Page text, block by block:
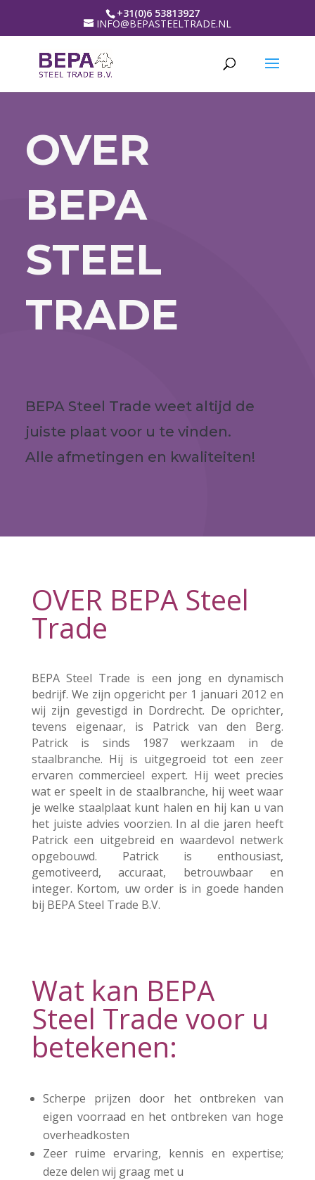
+31(0)6 53813927
INFO@BEPASTEELTRADE.NL
OVER
BEPA
STEEL
TRADE
BEPA Steel Trade weet altijd de
juiste plaat voor u te vinden.
Alle afmetingen en kwaliteiten!
OVER BEPA Steel
Trade
BEPA Steel Trade is een jong en dynamisch
bedrijf. We zijn opgericht per 1 januari 2012 en
wij zijn gevestigd in Dordrecht. De oprichter,
tevens eigenaar, is Patrick van den Berg.
Patrick is sinds 1987 werkzaam in de
staalbranche. Hij is uitgegroeid tot een zeer
ervaren commercieel expert. Hij weet precies
wat er speelt in de staalbranche, hij weet waar
je welke staalplaat kunt halen en hij kan u van
het juiste advies voorzien. In al die jaren heeft
Patrick een uitgebreid en waardevol netwerk
opgebouwd. Patrick is enthousiast,
gemotiveerd, accuraat, betrouwbaar en
integer. Kortom, uw order is in goede handen
bij BEPA Steel Trade B.V.
Wat kan BEPA
Steel Trade voor u
betekenen:
Scherpe prijzen door het ontbreken van
eigen voorraad en het ontbreken van hoge
overheadkosten
Zeer ruime ervaring, kennis en expertise;
deze delen wij graag met u